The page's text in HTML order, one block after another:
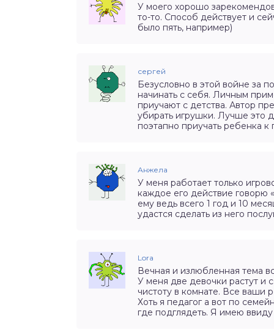
У моего хорошо
то-то. Способ действует и
было пять, например)
сергей
Безусловно в этой войне за
начинать с себя. Личным
приучают с детства. Автор
убирать игрушки. Лучше это
поэтапно приучать ребенка к
Анжела
У меня работает только
каждое его действие говорю
ему ведь всего 1 год и 10
удастся сделать из него
Lora
Вечная и излюбленная тема
У меня две девочки растут и
чистоту в комнате. Все ваши
Хоть я педагог а вот по
где подглядеть. Я имею